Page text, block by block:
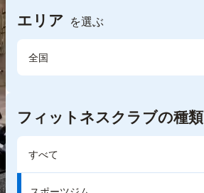
エリア を選ぶ
全国
フィットネスクラブの種類
すべて